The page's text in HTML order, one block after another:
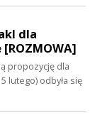
dla
propozycję dla
lutego) odbyła się